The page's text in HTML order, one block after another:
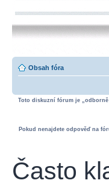
Obsah fóra
Toto diskuzní fórum je
Pokud nenajdete odpověď na
Často